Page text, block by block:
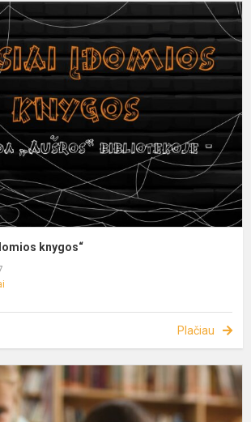
knygos“
Plačiau